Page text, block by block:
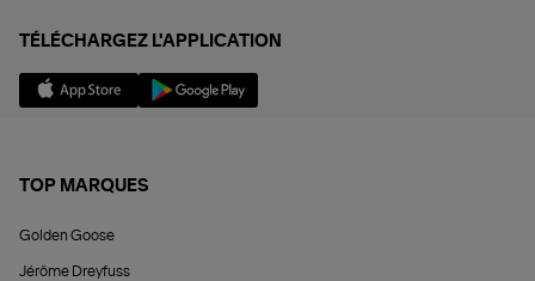
TÉLÉCHARGEZ L'APPLICATION
TOP MARQUES
Golden Goose
Jérôme Dreyfuss